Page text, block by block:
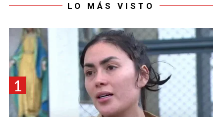
LO MÁS VISTO
1